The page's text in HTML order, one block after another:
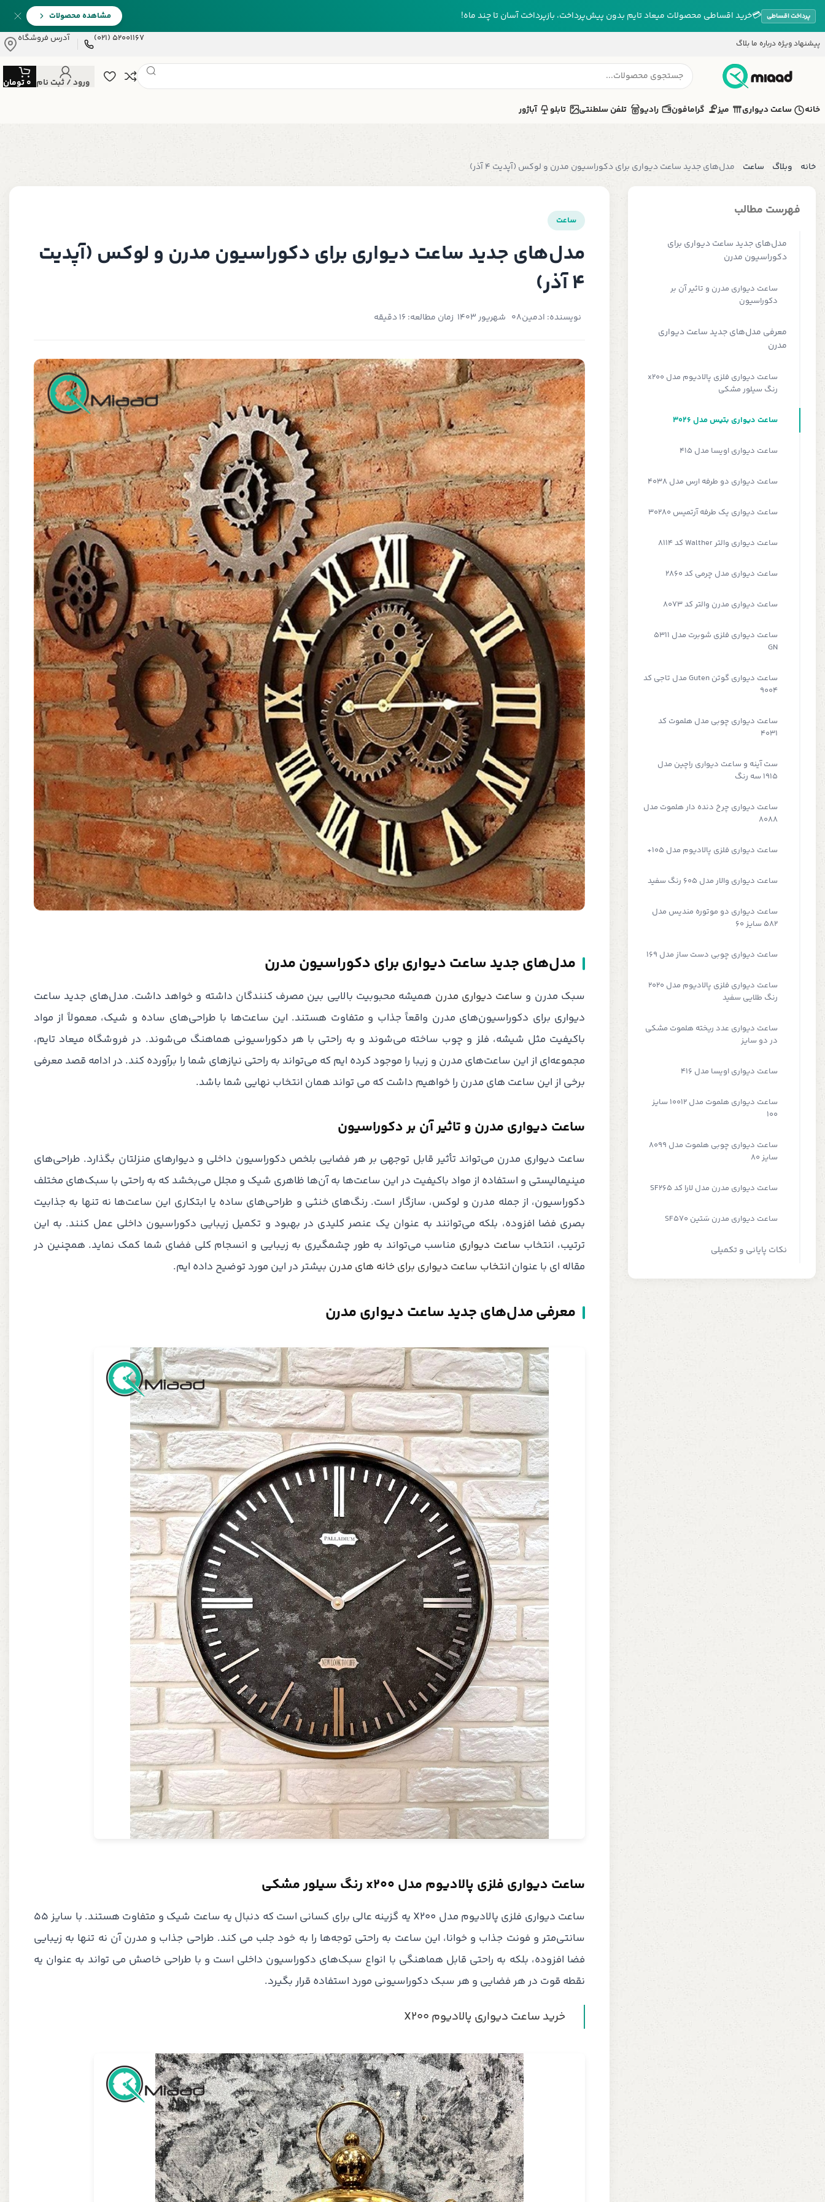
پرداخت اقساطی 💳خرید اقساطی محصولات میعاد تایم بدون پیش‌پرداخت، بازپرداخت آسان تا چند ماه! مشاهده محصولات
پیشنهاد ویژه درباره ما بلاگ 52001167 (021) آدرس فروشگاه
ورود / ثبت نام 0تومان
خانه
ساعت دیواری میز گرامافون رادیو تلفن سلطنتی تابلو آباژور
خانه وبلاگ ساعت مدل‌های جدید ساعت دیواری برای دکوراسیون مدرن و لوکس (آپدیت 4 آذر)
فهرست مطالب
مدل‌های جدید ساعت دیواری برای
دکوراسیون مدرن
ساعت دیواری مدرن و تاثیر آن بر
دکوراسیون
معرفی مدل‌های جدید ساعت دیواری
مدرن
ساعت دیواری فلزی پالادیوم مدل x200
رنگ سیلور مشکی
ساعت دیواری بتیس مدل 3026
ساعت دیواری اویسا مدل 415
ساعت دیواری دو طرفه ارس مدل 4038
ساعت دیواری یک طرفه آرتمیس 30280
ساعت دیواری والتر Walther کد 8114
ساعت دیواری مدل چرمی کد 2860
ساعت دیواری مدرن والتر کد 8073
ساعت دیواری فلزی شوبرت مدل 5311
GN
ساعت دیواری گوتن Guten مدل تاجی کد
9004
ساعت دیواری چوبی مدل هلموت کد
4031
ست آینه و ساعت دیواری راچین مدل
1915 سه رنگ
ساعت دیواری چرخ دنده دار هلموت مدل
8088
ساعت دیواری فلزی پالادیوم مدل 105+
ساعت دیواری والار مدل 605 رنگ سفید
ساعت دیواری دو موتوره مندیس مدل
582 سایز 60
ساعت دیواری چوبی دست ساز مدل 169
ساعت دیواری فلزی پالادیوم مدل 2020
رنگ طلایی سفید
ساعت دیواری عدد ریخته هلموت مشکی
در دو سایز
ساعت دیواری اویسا مدل 416
ساعت دیواری هلموت مدل 10012 سایز
100
ساعت دیواری چوبی هلموت مدل 8099
سایز 80
ساعت دیواری مدرن مدل لارا کد SF265
ساعت دیواری مدرن سَتین SF570
نکات پایانی و تکمیلی
ساعت
مدل‌های جدید ساعت دیواری برای دکوراسیون مدرن و لوکس (آپدیت
4 آذر)
نویسنده: ادمین08 شهریور 1403 زمان مطالعه: 16 دقیقه
مدل‌های جدید ساعت دیواری برای دکوراسیون مدرن
سبک مدرن و ساعت دیواری مدرن همیشه محبوبیت بالایی بین مصرف کنندگان داشته و خواهد داشت. مدل‌های جدید ساعت
دیواری برای دکوراسیون‌های مدرن واقعاً جذاب و متفاوت هستند. این ساعت‌ها با طراحی‌های ساده و شیک، معمولاً از مواد
باکیفیت مثل شیشه، فلز و چوب ساخته می‌شوند و به راحتی با هر دکوراسیونی هماهنگ می‌شوند. در فروشگاه میعاد تایم،
مجموعه‌ای از این ساعت‌های مدرن و زیبا را موجود کرده ایم که می‌تواند به راحتی نیازهای شما را برآورده کند. در ادامه قصد معرفی
برخی از این ساعت های مدرن را خواهیم داشت که می تواند همان انتخاب نهایی شما باشد.
ساعت دیواری مدرن و تاثیر آن بر دکوراسیون
ساعت دیواری مدرن می‌تواند تأثیر قابل توجهی بر هر فضایی بلخص دکوراسیون داخلی و دیوارهای منزلتان بگذارد. طراحی‌های
مینیمالیستی و استفاده از مواد باکیفیت در این ساعت‌ها به آن‌ها ظاهری شیک و مجلل می‌بخشد که به راحتی با سبک‌های مختلف
دکوراسیون، از جمله مدرن و لوکس، سازگار است. رنگ‌های خنثی و طراحی‌های ساده یا ابتکاری این ساعت‌ها نه تنها به جذابیت
بصری فضا افزوده، بلکه می‌توانند به عنوان یک عنصر کلیدی در بهبود و تکمیل زیبایی دکوراسیون داخلی عمل کنند. به این
ترتیب، انتخاب ساعت دیواری مناسب می‌تواند به طور چشمگیری به زیبایی و انسجام کلی فضای شما کمک نماید. همچنین در
مقاله ای با عنوانانتخاب ساعت دیواری برای خانه های مدرن بیشتر در این مورد توضیح داده ایم.
معرفی مدل‌های جدید ساعت دیواری مدرن
ساعت دیواری فلزی پالادیوم مدل x200 رنگ سیلور مشکی
ساعت دیواری فلزی پالادیوم مدل X200 یه گزینه عالی برای کسانی است که دنبال یه ساعت شیک و متفاوت هستند. با سایز 55
سانتی‌متر و فونت جذاب و خوانا، این ساعت به راحتی توجه‌ها را به خود جلب می کند. طراحی جذاب و مدرن آن نه تنها به زیبایی
فضا افزوده، بلکه به راحتی قابل هماهنگی با انواع سبک‌های دکوراسیون داخلی است و با طراحی خاصش می تواند به عنوان یه
نقطه قوت در هر فضایی و هر سبک دکوراسیونی مورد استفاده قرار بگیرد.
خرید ساعت دیواری پالادیوم X200